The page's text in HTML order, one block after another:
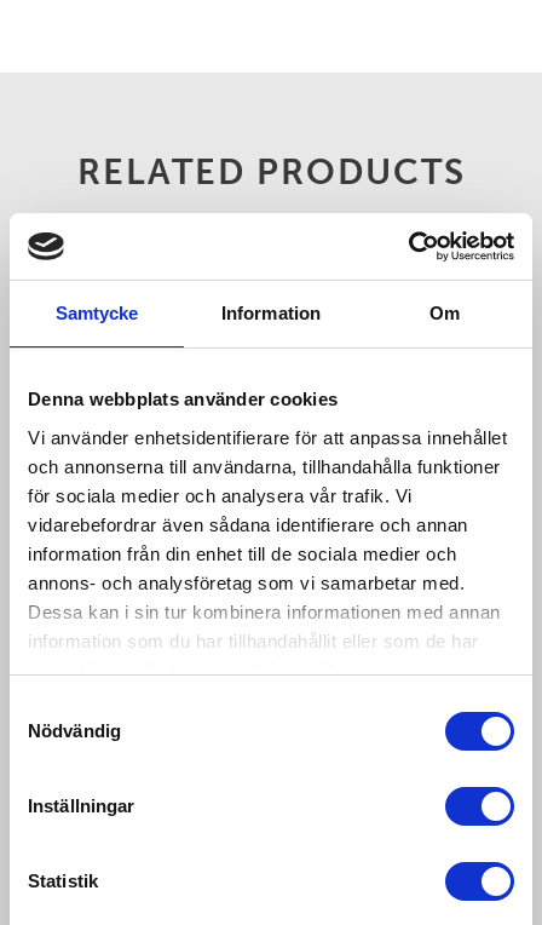
Samtycke Information Om
Denna webbplats använder cookies
Vi använder enhetsidentifierare för att anpassa innehållet
och annonserna till användarna, tillhandahålla funktioner
för sociala medier och analysera vår trafik. Vi
vidarebefordrar även sådana identifierare och annan
information från din enhet till de sociala medier och
annons- och analysföretag som vi samarbetar med.
Dessa kan i sin tur kombinera informationen med annan
information som du har tillhandahållit eller som de har
samlat in när du har använt deras tjänster.
Nödvändig
Inställningar
Statistik
RELATED PRODUCTS
TRANSMITTER TLB